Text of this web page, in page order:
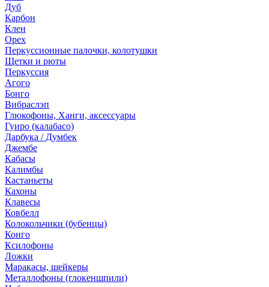
Дуб
Карбон
Клен
Орех
Перкуссионные палочки, колотушки
Щетки и рюты
Перкуссия
Агого
Бонго
Вибраслэп
Глюкофоны, Ханги, аксессуары
Гуиро (калабасо)
Дарбука / Думбек
Джембе
Кабасы
Калимбы
Кастаньеты
Кахоны
Клавесы
Ковбелл
Колокольчики (бубенцы)
Конго
Ксилофоны
Ложки
Маракасы, шейкеры
Металлофоны (глокеншпили)